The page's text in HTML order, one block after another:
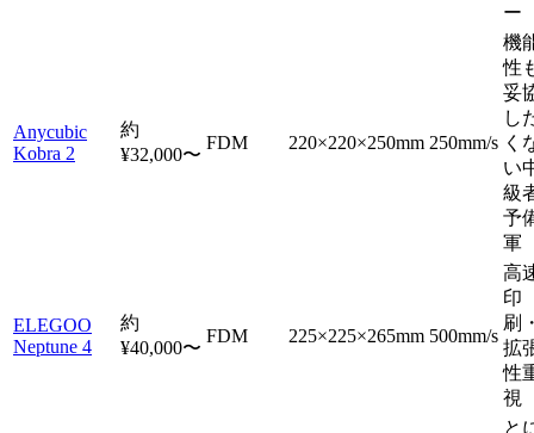
ー
Anycubic
Kobra 2
約
¥32,000〜
FDM 220×220×250mm 250mm/s
機
性
妥
し
く
い
級
予
軍
ELEGOO
Neptune 4
約
¥40,000〜
FDM 225×225×265mm 500mm/s
高
印
刷
拡
性
視
と